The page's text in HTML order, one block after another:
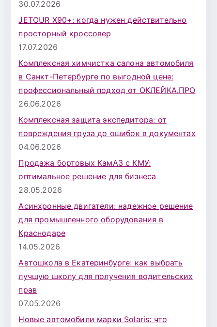
30.07.2026
JETOUR X90+: когда нужен действительно
просторный кроссовер
17.07.2026
Комплексная химчистка салона автомобиля
в Санкт-Петербурге по выгодной цене:
профессиональный подход от ОКЛЕЙКА.ПРО
26.06.2026
Комплексная защита экспедитора: от
повреждения груза до ошибок в документах
04.06.2026
Продажа бортовых КамАЗ с КМУ:
оптимальное решение для бизнеса
28.05.2026
Асинхронные двигатели: надежное решение
для промышленного оборудования в
Краснодаре
14.05.2026
Автошкола в Екатеринбурге: как выбрать
лучшую школу для получения водительских
прав
07.05.2026
Новые автомобили марки Solaris: что